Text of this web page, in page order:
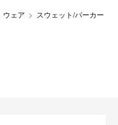
ウェア
スウェット/パーカー